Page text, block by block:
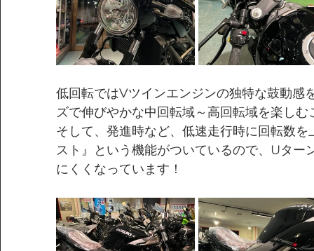
低回転ではVツインエンジンの独特な鼓動感
ズで伸びやかな中回転域～高回転域を楽し
そして、発進時など、低速走行時に回転数を
スト』という機能がついているので、Uター
にくくなっています！